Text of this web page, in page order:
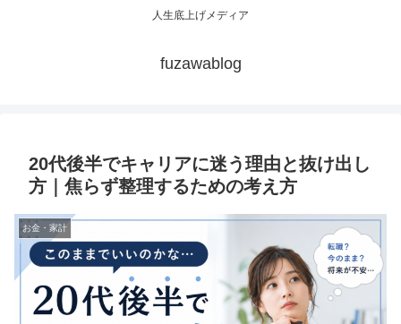
人生底上げメディア
fuzawablog
20代後半でキャリアに迷う理由と抜け出し
方｜焦らず整理するための考え方
お金・家計